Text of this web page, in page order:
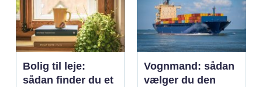
Bolig til leje:
sådan finder du et
Vognmand: sådan
vælger du den